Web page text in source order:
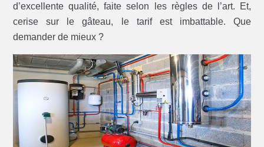
d’excellente qualité, faite selon les règles de l’art. Et,
cerise sur le gâteau, le tarif est imbattable. Que
demander de mieux ?